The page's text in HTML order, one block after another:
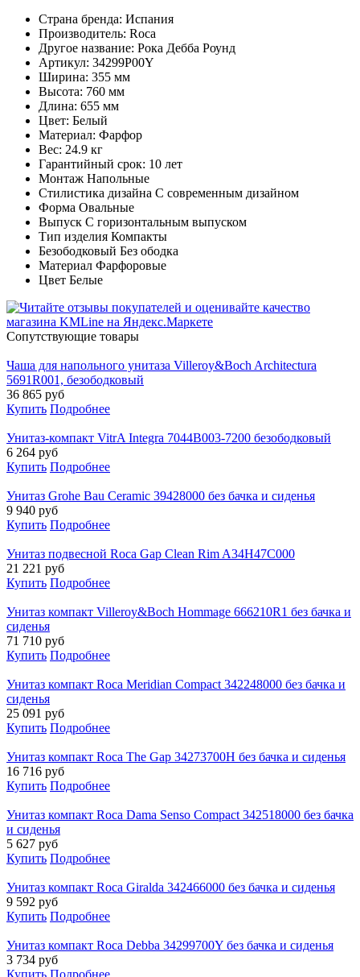
Страна бренда: Испания
Производитель: Roca
Другое название: Рока Дебба Роунд
Артикул: 34299P00Y
Ширина: 355 мм
Высота: 760 мм
Длина: 655 мм
Цвет: Белый
Материал: Фарфор
Вес: 24.9 кг
Гарантийный срок: 10 лет
Монтаж Напольные
Стилистика дизайна С современным дизайном
Форма Овальные
Выпуск С горизонтальным выпуском
Тип изделия Компакты
Безободковый Без ободка
Материал Фарфоровые
Цвет Белые
Cопутствующие товары
Чаша для напольного унитаза Villeroy&Boch Architectura
5691R001, безободковый
36 865 руб
Купить Подробнее
Унитаз-компакт VitrA Integra 7044B003-7200 безободковый
6 264 руб
Купить Подробнее
Унитаз Grohe Bau Ceramic 39428000 без бачка и сиденья
9 940 руб
Купить Подробнее
Унитаз подвесной Roca Gap Clean Rim A34H47C000
21 221 руб
Купить Подробнее
Унитаз компакт Villeroy&Boch Hommage 666210R1 без бачка и
сиденья
71 710 руб
Купить Подробнее
Унитаз компакт Roca Meridian Compact 342248000 без бачка и
сиденья
25 091 руб
Купить Подробнее
Унитаз компакт Roca The Gap 34273700H без бачка и сиденья
16 716 руб
Купить Подробнее
Унитаз компакт Roca Dama Senso Compact 342518000 без бачка
и сиденья
5 627 руб
Купить Подробнее
Унитаз компакт Roca Giralda 342466000 без бачка и сиденья
9 592 руб
Купить Подробнее
Унитаз компакт Roca Debba 34299700Y без бачка и сиденья
3 734 руб
Купить Подробнее